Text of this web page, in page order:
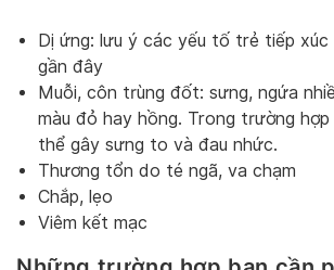
Dị ứng: lưu ý các yếu tố trẻ tiếp
gần đây
Muỗi, côn trùng đốt: sưng, ngứa
màu đỏ hay hồng. Trong trường
thể gây sưng to và đau nhức.
Thương tổn do té ngã, va chạm
Chắp, lẹo
Viêm kết mạc